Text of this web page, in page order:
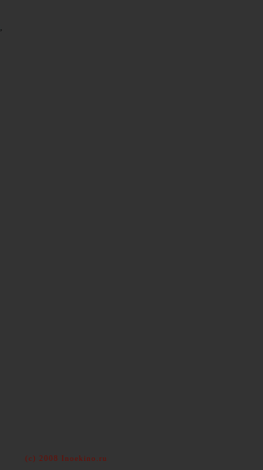
(c) 2008 Inoekino.ru